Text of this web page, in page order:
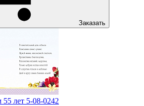
Заказать
лет 5-08-0242